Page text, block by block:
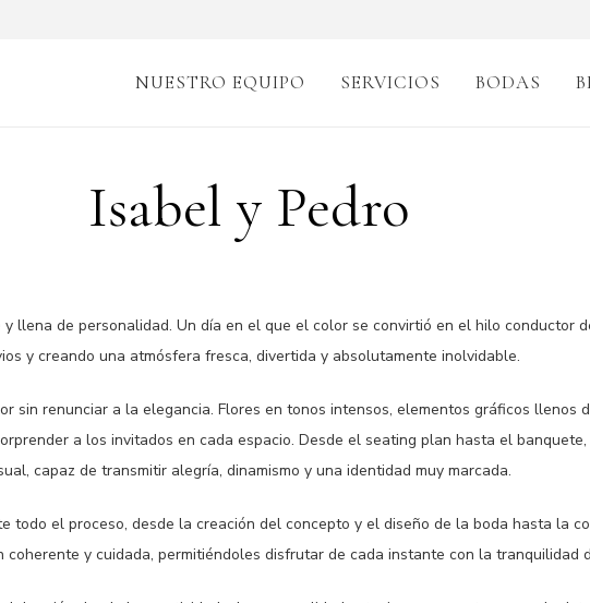
NUESTRO EQUIPO SERVICIOS BODAS
Isabel y Pedro
llena de personalidad. Un día en el que el color se convirtió en el hilo conductor
y creando una atmósfera fresca, divertida y absolutamente inolvidable.
sin renunciar a la elegancia. Flores en tonos intensos, elementos gráficos llenos
a los invitados en cada espacio. Desde el seating plan hasta el
capaz de transmitir alegría, dinamismo y una identidad muy marcada.
todo el proceso, desde la creación del concepto y el diseño de la boda hasta la
y cuidada, permitiéndoles disfrutar de cada instante con la tranquilidad